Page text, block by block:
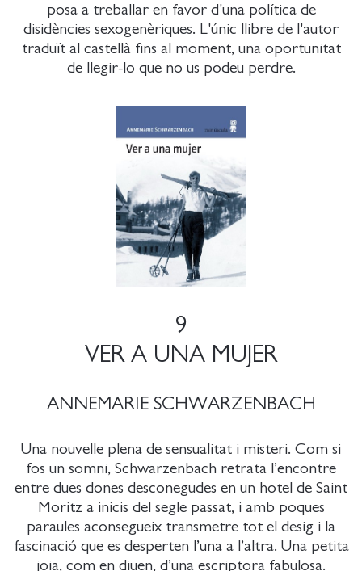
posa a treballar en favor d'una política de
disidències sexogenèriques. L'únic llibre de l'autor
traduït al castellà fins al moment, una oportunitat
de llegir-lo que no us podeu perdre.
9
VER A UNA MUJER
ANNEMARIE SCHWARZENBACH
Una nouvelle plena de sensualitat i misteri. Com si
fos un somni, Schwarzenbach retrata l’encontre
entre dues dones desconegudes en un hotel de Saint
Moritz a inicis del segle passat, i amb poques
paraules aconsegueix transmetre tot el desig i la
fascinació que es desperten l’una a l’altra. Una petita
joia, com en diuen, d’una escriptora fabulosa.